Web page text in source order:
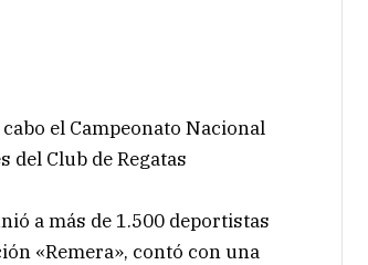
el Campeonato Nacional
del Club de Regatas
a más de 1.500 deportistas
«Remera», contó con una